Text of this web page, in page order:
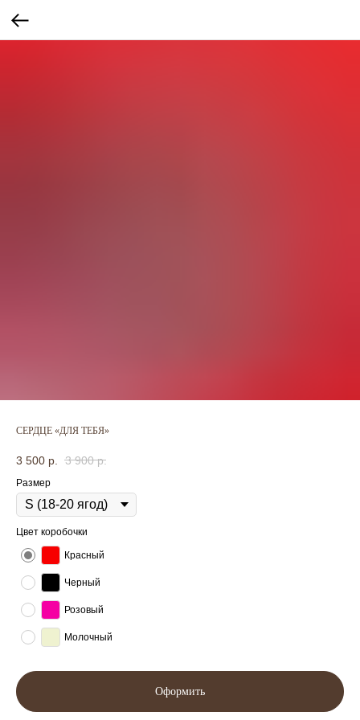
СЕРДЦЕ «ДЛЯ ТЕБЯ»
3 500 р. 3 900 р.
Размер
Цвет коробочки
Красный
Черный
Розовый
Молочный
Оформить